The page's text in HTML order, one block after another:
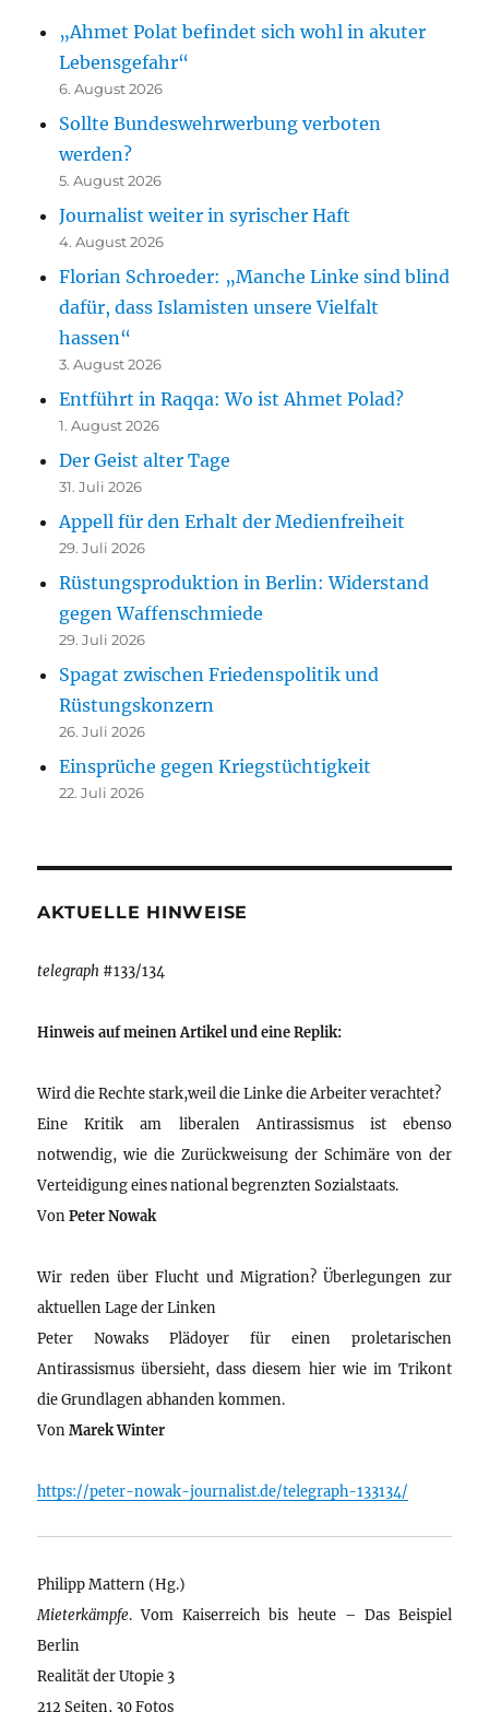
„Ahmet Polat befindet sich wohl in akuter
Lebensgefahr“
6. August 2026
Sollte Bundeswehrwerbung verboten
werden?
5. August 2026
Journalist weiter in syrischer Haft
4. August 2026
Florian Schroeder: „Manche Linke sind blind
dafür, dass Islamisten unsere Vielfalt
hassen“
3. August 2026
Entführt in Raqqa: Wo ist Ahmet Polad?
1. August 2026
Der Geist alter Tage
31. Juli 2026
Appell für den Erhalt der Medienfreiheit
29. Juli 2026
Rüstungsproduktion in Berlin: Widerstand
gegen Waffenschmiede
29. Juli 2026
Spagat zwischen Friedenspolitik und
Rüstungskonzern
26. Juli 2026
Einsprüche gegen Kriegstüchtigkeit
22. Juli 2026
AKTUELLE HINWEISE
telegraph #133/134
Hinweis auf meinen Artikel und eine Replik:
Wird die Rechte stark,weil die Linke die Arbeiter verachtet?
Eine Kritik am liberalen Antirassismus ist ebenso
notwendig, wie die Zurückweisung der Schimäre von der
Verteidigung eines national begrenzten Sozialstaats.
VonPeter Nowak
Wir reden über Flucht und Migration? Überlegungen zur
aktuellen Lage der Linken
Peter Nowaks Plädoyer für einen proletarischen
Antirassismus übersieht, dass diesem hier wie im Trikont
die Grundlagen abhanden kommen.
VonMarek Winter
https://peter-nowak-journalist.de/telegraph-133134/
Philipp Mattern (Hg.)
Mieterkämpfe. Vom Kaiserreich bis heute – Das Beispiel
Berlin
Realität der Utopie 3
212 Seiten, 30 Fotos